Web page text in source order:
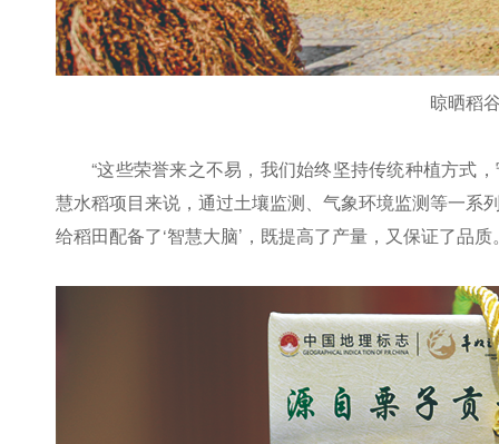
晾晒稻
“这些荣誉来之不易，我们始终坚持传统种植方式
慧水稻项目来说，通过土壤监测、气象环境监测等一系
给稻田配备了‘智慧大脑’，既提高了产量，又保证了品